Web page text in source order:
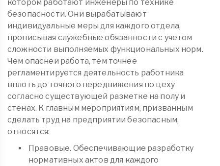
котором работают инженеры по технике
безопасности. Они вырабатывают
индивидуальные меры для каждого отдела,
прописывая служебные обязанности с учетом
сложности выполняемых функциональных норм.
Чем опасней работа, тем точнее
регламентируется деятельность работника
вплоть до точного передвижения по цеху
согласно существующей разметке на полу и
стенах. К главным мероприятиям, призванным
сделать труд на предприятии безопасным,
относятся:
Правовые. Обеспечивающие разработку
нормативных актов для каждого